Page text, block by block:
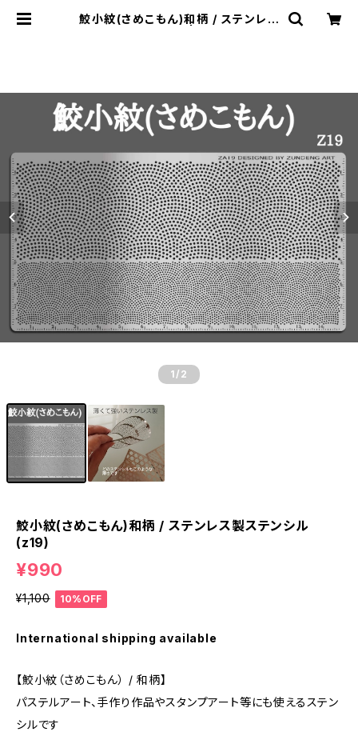
鮫小紋(さめこもん)和柄 / ステンレス
1 /2
鮫小紋(さめこもん)和柄 / ステンレス製ステンシル
(z19)
¥990
¥1,100 10%OFF
International shipping available
【鮫小紋（さめこもん） / 和柄】
パステルアート、手作り作品やスタンプアート等にも使えるステン
シルです